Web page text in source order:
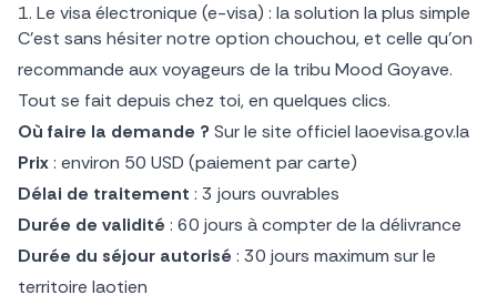
1. Le visa électronique (e-visa) : la solution la plus simple
C’est sans hésiter notre option chouchou, et celle qu’on
recommande aux voyageurs de la tribu Mood Goyave.
Tout se fait depuis chez toi, en quelques clics.
Où faire la demande ? Sur le site officiel laoevisa.gov.la
Prix: environ 50 USD (paiement par carte)
Délai de traitement : 3 jours ouvrables
Durée de validité : 60 jours à compter de la délivrance
Durée du séjour autorisé : 30 jours maximum sur le
territoire laotien